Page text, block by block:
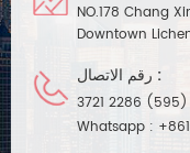
NO.178 Chang
Downtown
رقم الاتصال :
Whatsapp :